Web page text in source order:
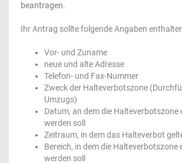
beantragen.
Ihr Antrag sollte folgende Angaben
Vor- und Zuname
neue und alte Adresse
Telefon- und Fax-Nummer
Zweck der Halteverbotszone
Umzugs)
Datum, an dem die Halteverbotszone
werden soll
Zeitraum, in dem das Halteverbot
Bereich, in dem die Halteverbotszone
werden soll